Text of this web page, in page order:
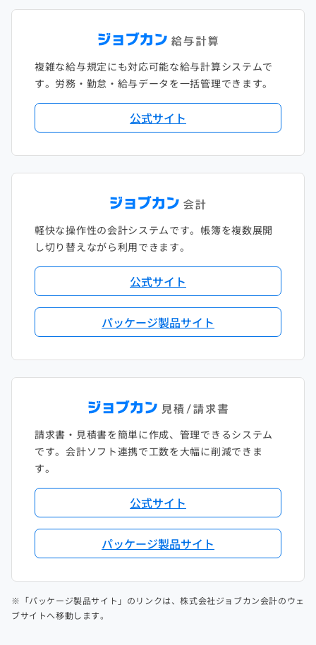
複雑な給与規定にも対応可能な給与計算システムで
す。労務・勤怠・給与データを一括管理できます。
公式サイト
軽快な操作性の会計システムです。帳簿を複数展開
し切り替えながら利用できます。
公式サイト
パッケージ製品サイト
請求書・見積書を簡単に作成、管理できるシステム
です。会計ソフト連携で工数を大幅に削減できま
す。
公式サイト
パッケージ製品サイト
※「パッケージ製品サイト」のリンクは、株式会社ジョブカン会計のウェ
ブサイトへ移動します。